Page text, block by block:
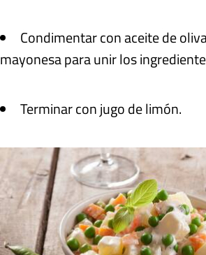
Condimentar con aceite de
mayonesa para unir los
Terminar con jugo de limón.